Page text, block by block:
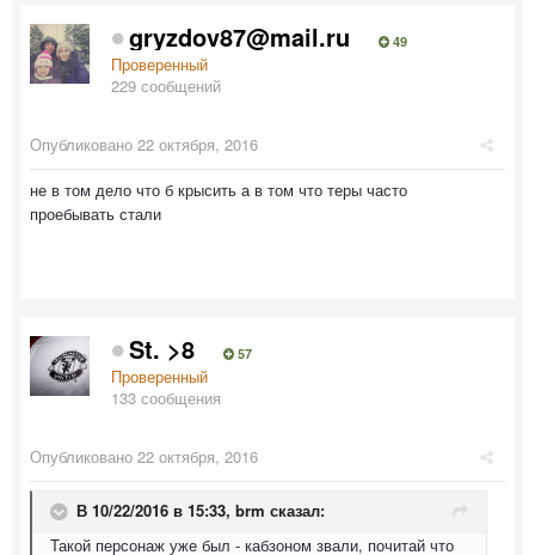
gryzdov87@mail.ru 49
Проверенный
229 сообщений
Опубликовано 22 октября, 2016
не в том дело что б крысить а в том что теры часто
проебывать стали
St. >8 57
Проверенный
133 сообщения
Опубликовано 22 октября, 2016
В 10/22/2016 в 15:33, brm сказал:
Такой персонаж уже был - кабзоном звали, почитай что